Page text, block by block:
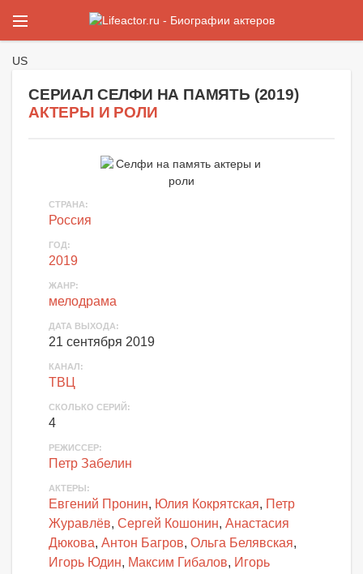
US
СЕРИАЛ СЕЛФИ НА ПАМЯТЬ (2019)
АКТЕРЫ И РОЛИ
СТРАНА:
Россия
ГОД:
2019
ЖАНР:
мелодрама
ДАТА ВЫХОДА:
21 сентября 2019
КАНАЛ:
ТВЦ
СКОЛЬКО СЕРИЙ:
4
РЕЖИССЕР:
Петр Забелин
АКТЕРЫ:
Евгений Пронин, Юлия Кокрятская, Петр
Журавлёв, Сергей Кошонин, Анастасия
Дюкова, Антон Багров, Ольга Белявская,
Игорь Юдин, Максим Гибалов, Игорь